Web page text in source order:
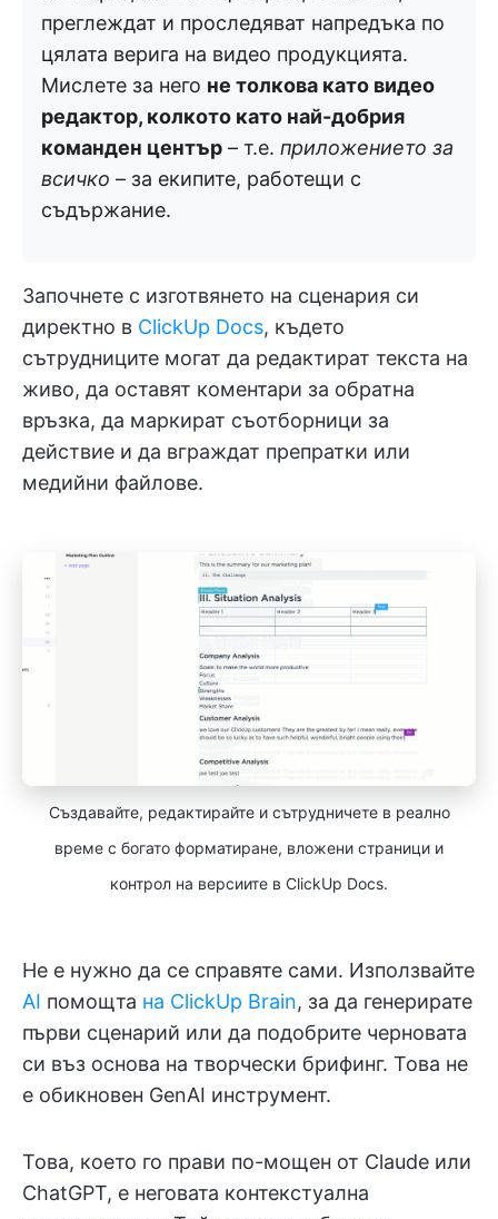
преглеждат и проследяват напредъка по
цялата верига на видео продукцията.
Мислете за него не толкова като видео
редактор, колкото като най-добрия
команден център – т.е. приложението за
всичко – за екипите, работещи с
съдържание.
Започнете с изготвянето на сценария си
директно в ClickUp Docs, където
сътрудниците могат да редактират текста на
живо, да оставят коментари за обратна
връзка, да маркират съотборници за
действие и да вграждат препратки или
медийни файлове.
Създавайте, редактирайте и сътрудничете в реално
време с богато форматиране, вложени страници и
контрол на версиите в ClickUp Docs.
Не е нужно да се справяте сами. Използвайте
AI помощта на ClickUp Brain, за да генерирате
първи сценарий или да подобрите черновата
си въз основа на творчески брифинг. Това не
е обикновен GenAI инструмент.
Това, което го прави по-мощен от Claude или
ChatGPT, е неговата контекстуална